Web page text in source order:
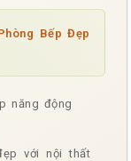
Bếp Đẹp
năng động
với nội thất